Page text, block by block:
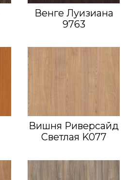
Венге Луизиана
9763
Вишня Риверсайд
Светлая K077